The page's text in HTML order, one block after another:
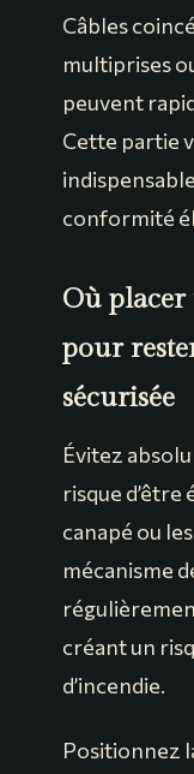
Câbles
multiprises
peuvent
Cette partie
conformité
Où placer
pour
sécurisée
Évitez
risque d’être
canapé ou
mécanisme
créant un
d’incendie.
Positionnez